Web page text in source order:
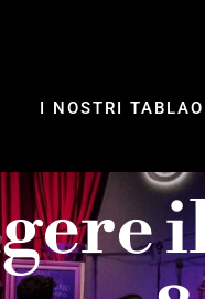
I NOSTRI TABLAO